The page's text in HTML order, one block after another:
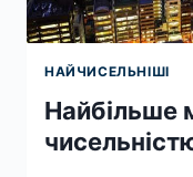
НАЙЧИСЕЛЬНІШІ
Найбільше